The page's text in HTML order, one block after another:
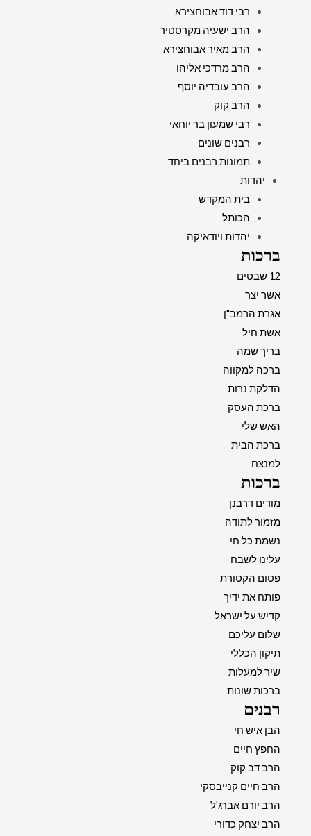
רבי דוד אבוחצירא
הרב ישעיה מקרסטיר
הרב מאיר אבוחצירא
הרב מרדכי אליהו
הרב עובדיה יוסף
הרב קוק
רבי שמעון בר יוחאי
רבנים שונים
תמונות רבנים ביחד
יהדות
בית המקדש
הכותל
יהדות ויודאיקה
ברכות
12 שבטים
אשר יצר
אגרת הרמב"ן
אשת חיל
בריך שמה
ברכה למקווה
הדלקת נרות
ברכת העסק
האש שלי
ברכת הבית
למנצח
ברכות
מודים דרבנן
מזמור לתודה
נשמת כל חי
עלינו לשבח
פטום הקטורת
פותח את ידיך
קדיש על ישראל
שלום עליכם
תיקון הכללי
שיר למעלות
ברכות שונות
רבנים
הבן איש חי
החפץ חיים
הרב דב קוק
הרב חיים קנייבסקי
הרב יורם אברג'ל
הרב יצחק כדורי